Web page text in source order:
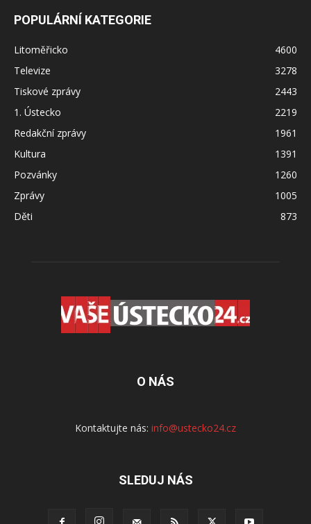
POPULÁRNÍ KATEGORIE
Litoměřicko
4600
Televize
3278
Tiskové zprávy
2443
1. Ústecko
2219
Redakční zprávy
1961
Kultura
1391
Pozvánky
1260
Zprávy
1005
Děti
873
O NÁS
Kontaktujte nás: info@ustecko24.cz
SLEDUJ NÁS